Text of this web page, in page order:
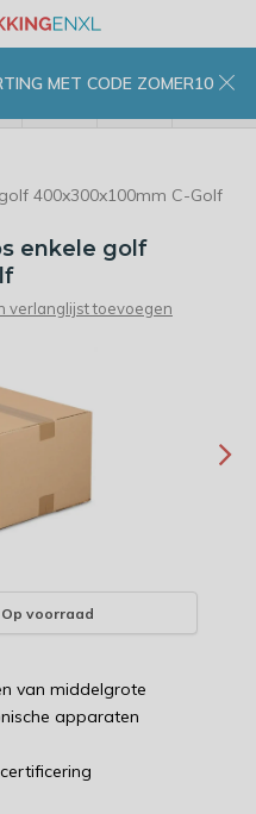
MET CODE ZOMER10
400x300x100mm C-Golf
enkele golf
verlanglijst toevoegen
Op voorraad
van middelgrote
apparaten